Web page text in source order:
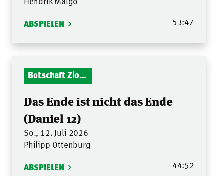
ABSPIELEN 53:47
Botschaft Zionshalle
Das Ende ist nicht das Ende
(Daniel 12)
So., 12. Juli 2026
Philipp Ottenburg
ABSPIELEN 44:52